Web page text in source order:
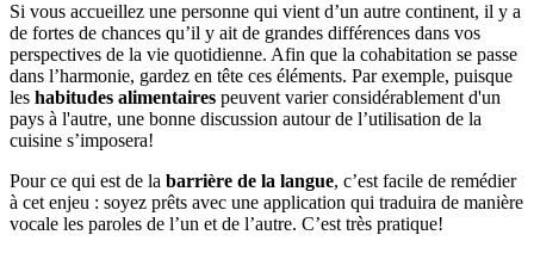
Si vous accueillez une personne qui vient d’un autre continent, il y a
de fortes de chances qu’il y ait de grandes différences dans vos
perspectives de la vie quotidienne. Afin que la cohabitation se passe
dans l’harmonie, gardez en tête ces éléments. Par exemple, puisque
les habitudes alimentaires peuvent varier considérablement d'un
pays à l'autre, une bonne discussion autour de l’utilisation de la
cuisine s’imposera!
Pour ce qui est de la barrière de la langue, c’est facile de remédier
à cet enjeu : soyez prêts avec une application qui traduira de manière
vocale les paroles de l’un et de l’autre. C’est très pratique!